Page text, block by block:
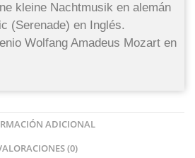
kleine Nachtmusik en alemán
(Serenade) en Inglés.
Wolfang Amadeus Mozart en
ADICIONAL
(0)